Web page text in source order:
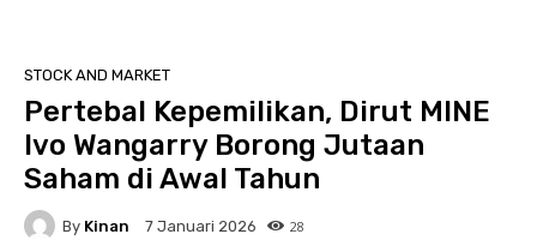
STOCK AND MARKET
Pertebal Kepemilikan, Dirut MINE
Ivo Wangarry Borong Jutaan
Saham di Awal Tahun
By Kinan 7 Januari 2026 28